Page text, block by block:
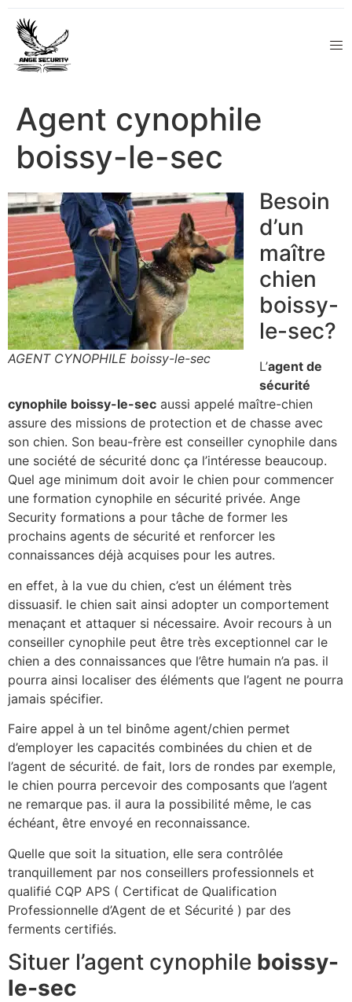
Agent cynophile
boissy-le-sec
AGENT CYNOPHILE boissy-le-sec
Besoin
d’un
maître
chien
boissy-
le-sec?
L’agent de
sécurité
cynophile boissy-le-sec aussi appelé maître-chien
assure des missions de protection et de chasse avec
son chien. Son beau-frère est conseiller cynophile dans
une société de sécurité donc ça l’intéresse beaucoup.
Quel age minimum doit avoir le chien pour commencer
une formation cynophile en sécurité privée. Ange
Security formations a pour tâche de former les
prochains agents de sécurité et renforcer les
connaissances déjà acquises pour les autres.
en effet, à la vue du chien, c’est un élément très
dissuasif. le chien sait ainsi adopter un comportement
menaçant et attaquer si nécessaire. Avoir recours à un
conseiller cynophile peut être très exceptionnel car le
chien a des connaissances que l’être humain n’a pas. il
pourra ainsi localiser des éléments que l’agent ne pourra
jamais spécifier.
Faire appel à un tel binôme agent/chien permet
d’employer les capacités combinées du chien et de
l’agent de sécurité. de fait, lors de rondes par exemple,
le chien pourra percevoir des composants que l’agent
ne remarque pas. il aura la possibilité même, le cas
échéant, être envoyé en reconnaissance.
Quelle que soit la situation, elle sera contrôlée
tranquillement par nos conseillers professionnels et
qualifié CQP APS ( Certificat de Qualification
Professionnelle d’Agent de et Sécurité ) par des
ferments certifiés.
Situer l’agent cynophile boissy-
le-sec